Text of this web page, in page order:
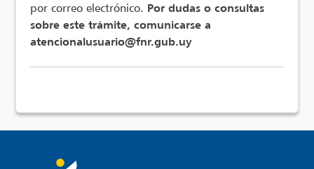
por correo electrónico. Por dudas o consultas
sobre este trámite, comunicarse a
atencionalusuario@fnr.gub.uy